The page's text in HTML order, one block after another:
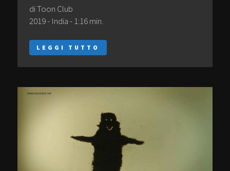
di Toon Club
2019 - India - 1:16 min.
LEGGI TUTTO